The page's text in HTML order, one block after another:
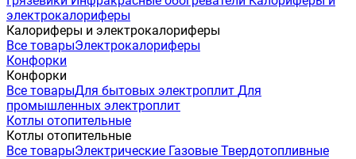
электрокалориферы
Калориферы и электрокалориферы
Все товарыЭлектрокалориферы
Конфорки
Конфорки
Все товарыДля бытовых электроплит Для
промышленных электроплит
Котлы отопительные
Котлы отопительные
Все товарыЭлектрические Газовые Твердотопливные